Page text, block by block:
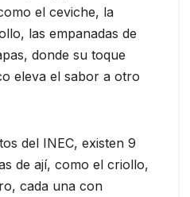
el ceviche, la
las empanadas de
donde su toque
eleva el sabor a otro
del INEC, existen 9
de ají, como el criollo,
cada una con